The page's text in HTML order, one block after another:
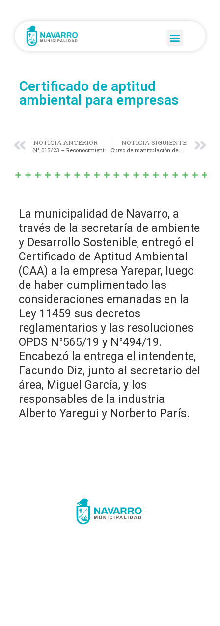
Certificado de aptitud
ambiental para empresas
NOTICIA ANTERIOR
N° 015/23 – Reconocimiento oficial y elogio por parte de las autoridades competentes, al aniversario Nº 45 de la Peña Folclórica “MAPU PEÑI”.-
NOTICIA SIGUIENTE
Curso de manipulación de alimentos
La municipalidad de Navarro, a
través de la secretaría de ambiente
y Desarrollo Sostenible, entregó el
Certificado de Aptitud Ambiental
(CAA) a la empresa Yarepar, luego
de haber cumplimentado las
consideraciones emanadas en la
Ley 11459 sus decretos
reglamentarios y las resoluciones
OPDS N°565/19 y N°494/19.
Encabezó la entrega el intendente,
Facundo Diz, junto al secretario del
área, Miguel García, y los
responsables de la industria
Alberto Yaregui y Norberto París.